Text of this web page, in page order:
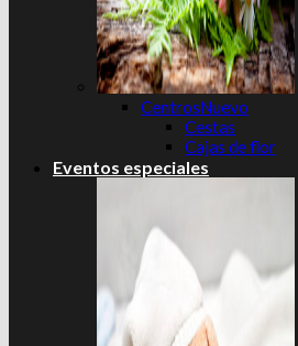
Centros
Cestas
Cajas de flor
Eventos especiales